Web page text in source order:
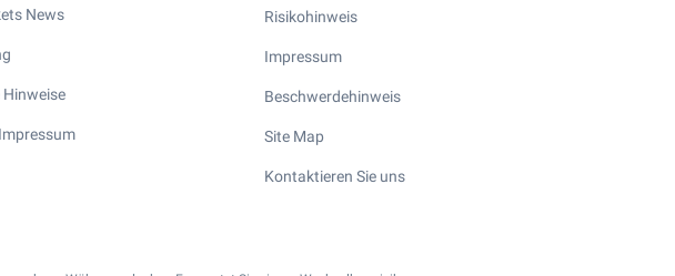
News
Hinweise
Risikohinweis
Impressum
Beschwerdehinweis
Site Map
Kontaktieren Sie uns